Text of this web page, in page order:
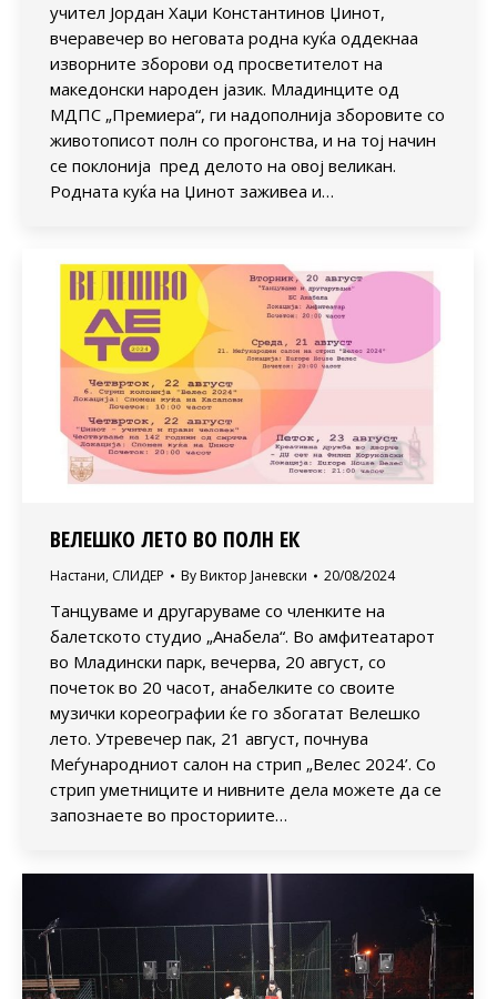
учител Јордан Хаџи Константинов Џинот,
вчеравечер во неговата родна куќа оддекнаа
изворните зборови од просветителот на
македонски народен јазик. Младинците од
МДПС „Премиера“, ги надополнија зборовите со
животописот полн со прогонства, и на тој начин
се поклонија пред делото на овој великан.
Родната куќа на Џинот заживеа и…
ВЕЛЕШКО ЛЕТО ВО ПОЛН ЕК
Настани, СЛИДЕР By Виктор Јаневски 20/08/2024
Танцуваме и другаруваме со членките на
балетското студио „Анабела“. Во амфитеатарот
во Младински парк, вечерва, 20 август, со
почеток во 20 часот, анабелките со своите
музички кореографии ќе го збогатат Велешко
лето. Утревечер пак, 21 август, почнува
Меѓународниот салон на стрип „Велес 2024’. Со
стрип уметниците и нивните дела можете да се
запознаете во просториите…